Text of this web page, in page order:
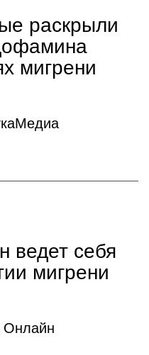
раскрыли
мигрени
ведет себя
мигрени